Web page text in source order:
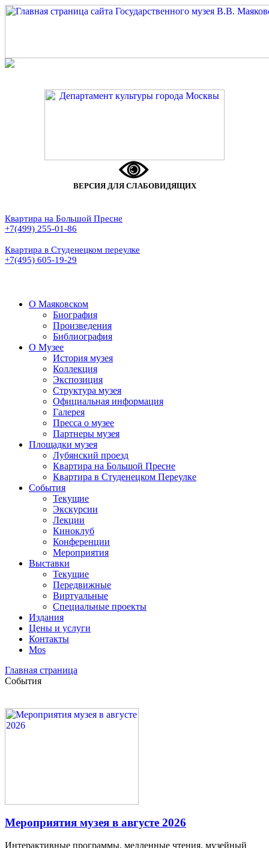
ВЕРСИЯ ДЛЯ СЛАБОВИДЯЩИХ
Квартира на Большой Пресне
+7(499) 255-01-86
Квартира в Студенецком переулке
+7(495) 605-19-29
О Маяковском
Биография
Произведения
Библиография
О Музее
История музея
Коллекция
Экспозиция
Структура музея
Официальная информация
Галерея
Пресса о музее
Партнеры музея
Площадки музея
Лубянский проезд
Квартира на Большой Пресне
Квартира в Студенецком Переулке
События
Текущие
Экскурсии
Лекции
Киноклуб
Конференции
Мероприятия
Выставки
Текущие
Передвижные
Виртуальные
Специальные проекты
Издания
Цены и услуги
Контакты
Mos
Главная страница
События
Мероприятия музея в августе 2026
Интерактивные программы, медленные чтения, музейный